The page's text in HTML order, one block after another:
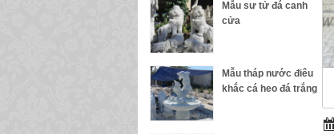
Mẫu sư tử đá canh
cửa
Mẫu tháp nước điêu
khắc cá heo đá trắng